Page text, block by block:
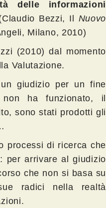
delle informazioni
Bezzi, Il Nuovo
Milano, 2010)
(2010) dal momento
Valutazione.
giudizio per un fine
non ha funzionato, il
sono stati prodotti gli
processi di ricerca che
per arrivare al giudizio
che non si basa su
radici nella realtà